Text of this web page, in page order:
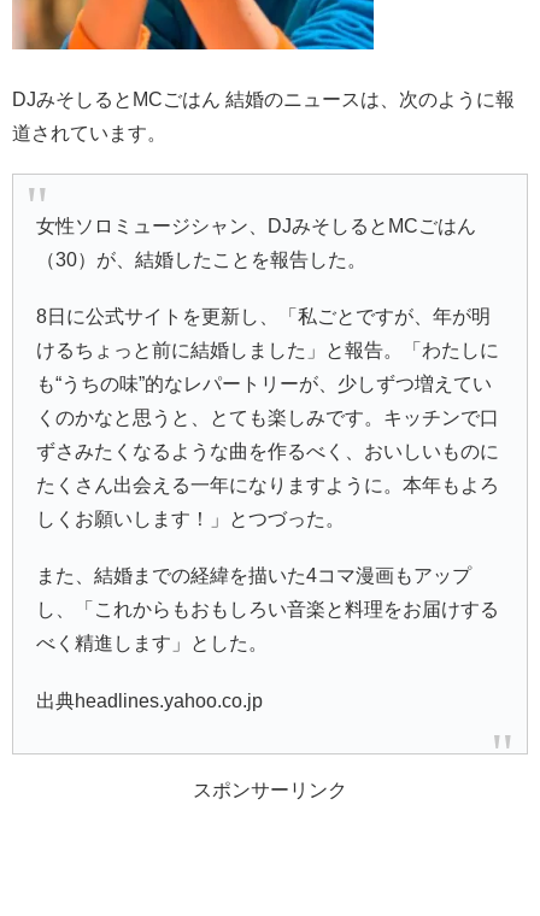
DJみそしるとMCごはん 結婚のニュースは、次のように報
道されています。
女性ソロミュージシャン、DJみそしるとMCごはん
（30）が、結婚したことを報告した。
8日に公式サイトを更新し、「私ごとですが、年が明
けるちょっと前に結婚しました」と報告。「わたしに
も“うちの味”的なレパートリーが、少しずつ増えてい
くのかなと思うと、とても楽しみです。キッチンで口
ずさみたくなるような曲を作るべく、おいしいものに
たくさん出会える一年になりますように。本年もよろ
しくお願いします！」とつづった。
また、結婚までの経緯を描いた4コマ漫画もアップ
し、「これからもおもしろい音楽と料理をお届けする
べく精進します」とした。
出典headlines.yahoo.co.jp
スポンサーリンク